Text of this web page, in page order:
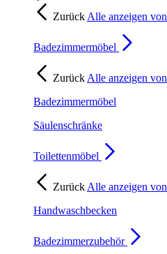
Zurück Alle anzeigen von
Badezimmermöbel
Zurück Alle anzeigen von
Badezimmermöbel
Säulenschränke
Toilettenmöbel
Zurück Alle anzeigen von
Handwaschbecken
Badezimmerzubehör